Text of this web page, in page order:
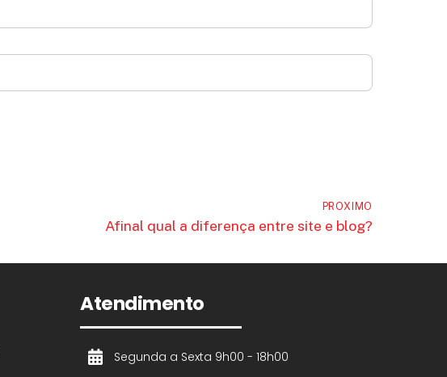
PROXIMO
Afinal qual a diferença entre site e blog?
Atendimento
Segunda a Sexta 9h00 - 18h00